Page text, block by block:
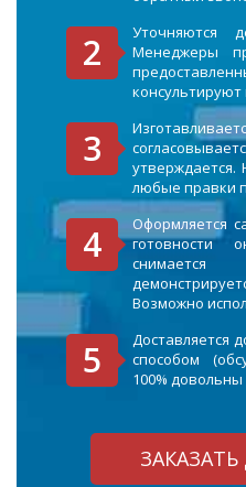
Уточняются
Менеджеры
любые правки
Оформляется
готовности
Возможно
Доставляется
способом
100%